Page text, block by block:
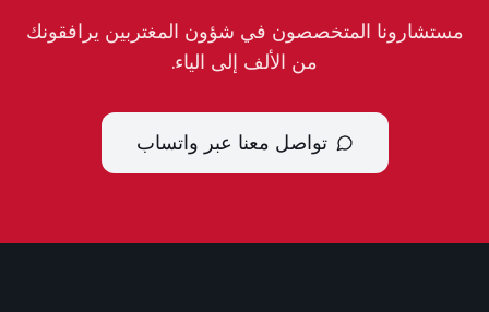
مستشارونا المتخصصون في شؤون المغتربين يرافقونك
من الألف إلى الياء.
تواصل معنا عبر واتساب